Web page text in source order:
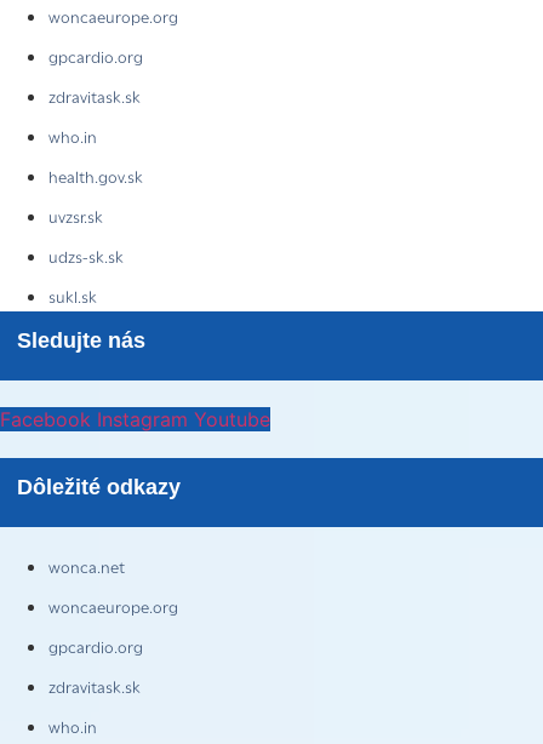
woncaeurope.org
gpcardio.org
zdravitask.sk
who.in
health.gov.sk
uvzsr.sk
udzs-sk.sk
sukl.sk
Sledujte nás
Facebook Instagram Youtube
Dôležité odkazy
wonca.net
woncaeurope.org
gpcardio.org
zdravitask.sk
who.in